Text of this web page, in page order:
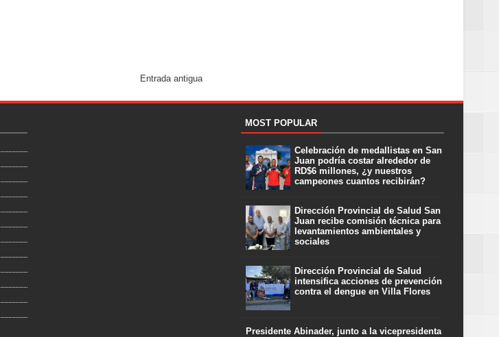
Entrada antigua
MOST POPULAR
Celebración de medallistas en San
Juan podría costar alrededor de
RD$6 millones, ¿y nuestros
campeones cuantos recibirán?
Dirección Provincial de Salud San
Juan recibe comisión técnica para
levantamientos ambientales y
sociales
Dirección Provincial de Salud
intensifica acciones de prevención
contra el dengue en Villa Flores
Presidente Abinader, junto a la vicepresidenta